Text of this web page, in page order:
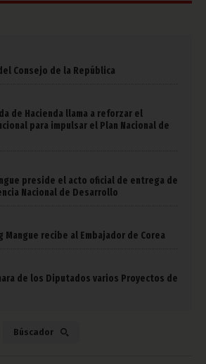
Consejo de la República
de Hacienda llama a reforzar el
para impulsar el Plan Nacional de
preside el acto oficial de entrega de
Nacional de Desarrollo
Mangue recibe al Embajador de Corea
de los Diputados varios Proyectos de
Búscador